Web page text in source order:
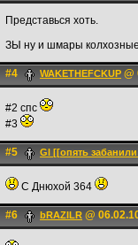
Представься хоть.
ЗЫ ну и шмары
#4 WAKETHEFCKUP @
#2 спс
#3
#5 Gl [[опять
С Днюхой 364
#6 bRAZILR @